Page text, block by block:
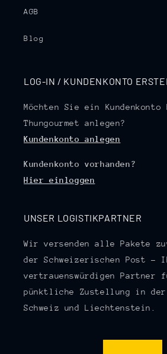
AGB
Blog
LOG-IN / KUNDENKONTO
Möchten Sie ein Kundenkonto
Thungourmet anlegen?
Kundenkonto anlegen
Kundenkonto vorhanden?
Hier einloggen
UNSER LOGISTIKPARTNER
Wir versenden alle Pakete
der Schweizerischen Post –
vertrauenswürdigen Partner
pünktliche Zustellung in der
Schweiz und Liechtenstein.